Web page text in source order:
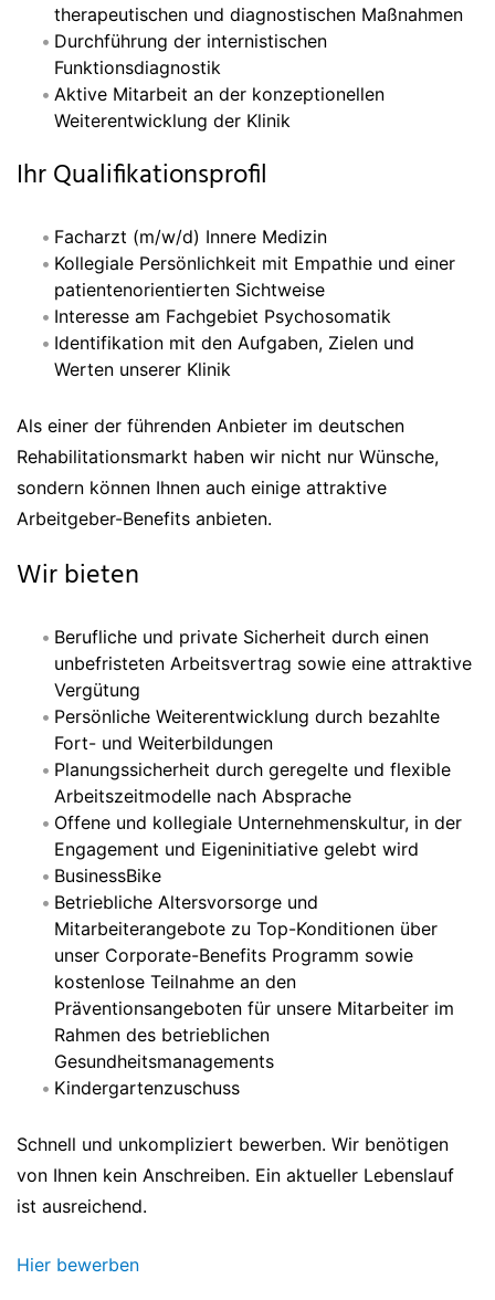
therapeutischen und diagnostischen Maßnahmen
Durchführung der internistischen
Funktionsdiagnostik
Aktive Mitarbeit an der konzeptionellen
Weiterentwicklung der Klinik
Ihr Qualifikationsprofil
Facharzt (m/w/d) Innere Medizin
Kollegiale Persönlichkeit mit Empathie und einer
patientenorientierten Sichtweise
Interesse am Fachgebiet Psychosomatik
Identifikation mit den Aufgaben, Zielen und
Werten unserer Klinik
Als einer der führenden Anbieter im deutschen
Rehabilitationsmarkt haben wir nicht nur Wünsche,
sondern können Ihnen auch einige attraktive
Arbeitgeber-Benefits anbieten.
Wir bieten
Berufliche und private Sicherheit durch einen
unbefristeten Arbeitsvertrag sowie eine attraktive
Vergütung
Persönliche Weiterentwicklung durch bezahlte
Fort- und Weiterbildungen
Planungssicherheit durch geregelte und flexible
Arbeitszeitmodelle nach Absprache
Offene und kollegiale Unternehmenskultur, in der
Engagement und Eigeninitiative gelebt wird
BusinessBike
Betriebliche Altersvorsorge und
Mitarbeiterangebote zu Top-Konditionen über
unser Corporate-Benefits Programm sowie
kostenlose Teilnahme an den
Präventionsangeboten für unsere Mitarbeiter im
Rahmen des betrieblichen
Gesundheitsmanagements
Kindergartenzuschuss
Schnell und unkompliziert bewerben. Wir benötigen
von Ihnen kein Anschreiben. Ein aktueller Lebenslauf
ist ausreichend.
Hier bewerben